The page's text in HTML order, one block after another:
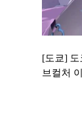
[도쿄] 도
브컬처